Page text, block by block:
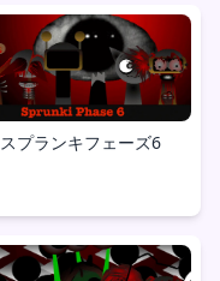
スプランキフェーズ6